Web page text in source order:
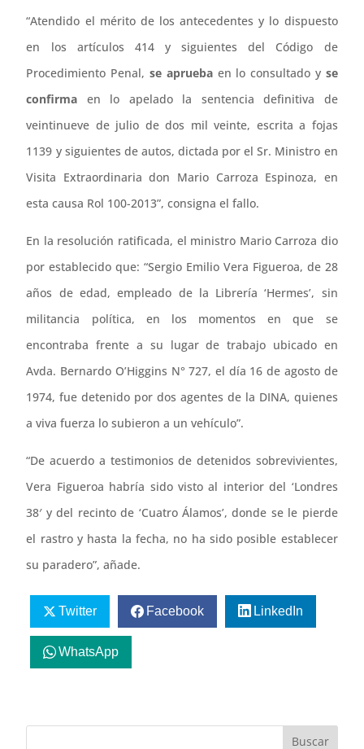
“Atendido el mérito de los antecedentes y lo dispuesto
en los artículos 414 y siguientes del Código de
Procedimiento Penal, se apruebaen lo consultado y se
confirma en lo apelado la sentencia definitiva de
veintinueve de julio de dos mil veinte, escrita a fojas
1139 y siguientes de autos, dictada por el Sr. Ministro en
Visita Extraordinaria don Mario Carroza Espinoza, en
esta causa Rol 100-2013”, consigna el fallo.
En la resolución ratificada, el ministro Mario Carroza dio
por establecido que: “Sergio Emilio Vera Figueroa, de 28
años de edad, empleado de la Librería ‘Hermes’, sin
militancia política, en los momentos en que se
encontraba frente a su lugar de trabajo ubicado en
Avda. Bernardo O’Higgins N° 727, el día 16 de agosto de
1974, fue detenido por dos agentes de la DINA, quienes
a viva fuerza lo subieron a un vehículo”.
“De acuerdo a testimonios de detenidos sobrevivientes,
Vera Figueroa habría sido visto al interior del ‘Londres
38′ y del recinto de ‘Cuatro Álamos’, donde se le pierde
el rastro y hasta la fecha, no ha sido posible establecer
su paradero”, añade.
Twitter Facebook LinkedIn
WhatsApp